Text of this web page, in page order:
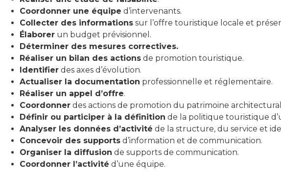
Coordonner une équipe d’intervenants.
Collecter des informations sur l’offre touristique locale et
Élaborer un budget prévisionnel.
Déterminer des mesures correctives.
Réaliser un bilan des actions de promotion touristique.
Identifier des axes d’évolution.
Actualiser la documentation professionnelle et réglementaire.
Réaliser un appel d’offre.
Coordonner des actions de promotion du patrimoine
Définir ou participer à la définition de la politique touristique
Analyser les données d’activité de la structure, du service et
Concevoir des supports d’information et de communication.
Organiser la diffusion de supports de communication.
Coordonner l’activité d’une équipe.